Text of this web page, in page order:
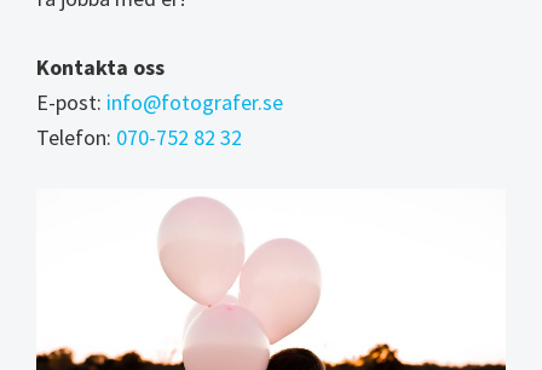
Kontakta oss
E-post: info@fotografer.se
Telefon: 070-752 82 32